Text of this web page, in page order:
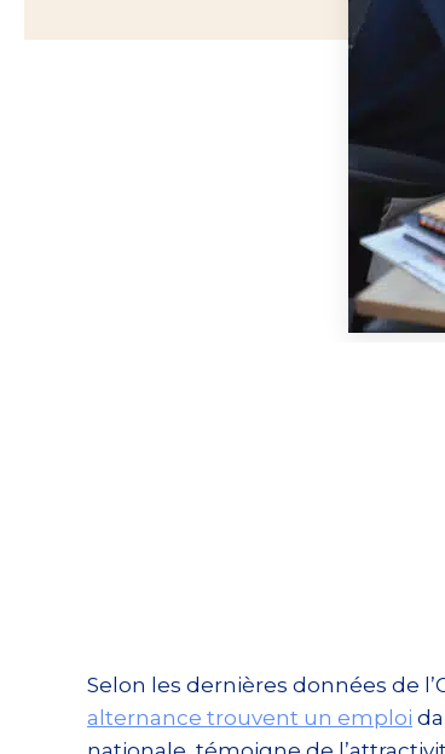
Selon les dernières données de
alternance trouvent un emploi